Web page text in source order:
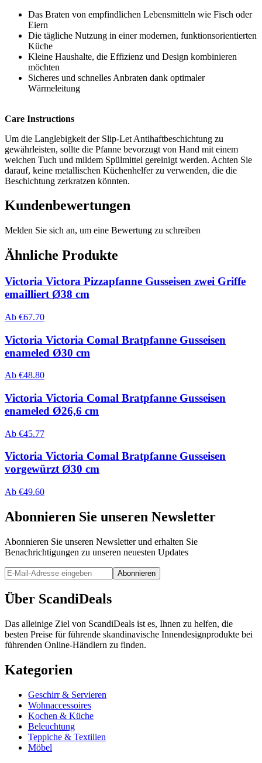
Das Braten von empfindlichen Lebensmitteln wie Fisch oder
Eiern
Die tägliche Nutzung in einer modernen, funktionsorientierten
Küche
Kleine Haushalte, die Effizienz und Design kombinieren
möchten
Sicheres und schnelles Anbraten dank optimaler
Wärmeleitung
Care Instructions
Um die Langlebigkeit der Slip-Let Antihaftbeschichtung zu
gewährleisten, sollte die Pfanne bevorzugt von Hand mit einem
weichen Tuch und mildem Spülmittel gereinigt werden. Achten Sie
darauf, keine metallischen Küchenhelfer zu verwenden, die die
Beschichtung zerkratzen könnten.
Kundenbewertungen
Melden Sie sich an, um eine Bewertung zu schreiben
Ähnliche Produkte
Victoria Victora Pizzapfanne Gusseisen zwei Griffe
emailliert Ø38 cm
Ab €67.70
Victoria Victoria Comal Bratpfanne Gusseisen
enameled Ø30 cm
Ab €48.80
Victoria Victoria Comal Bratpfanne Gusseisen
enameled Ø26,6 cm
Ab €45.77
Victoria Victoria Comal Bratpfanne Gusseisen
vorgewürzt Ø30 cm
Ab €49.60
Abonnieren Sie unseren Newsletter
Abonnieren Sie unseren Newsletter und erhalten Sie
Benachrichtigungen zu unseren neuesten Updates
Abonnieren
Über ScandiDeals
Das alleinige Ziel von ScandiDeals ist es, Ihnen zu helfen, die
besten Preise für führende skandinavische Innendesignprodukte bei
führenden Online-Händlern zu finden.
Kategorien
Geschirr & Servieren
Wohnaccessoires
Kochen & Küche
Beleuchtung
Teppiche & Textilien
Möbel